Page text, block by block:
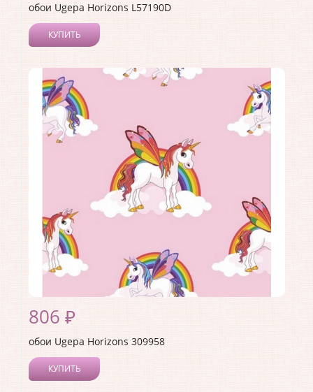
обои Ugepa Horizons L57190D
КУПИТЬ
Коллекция:Horizons
Длина рулона:
Ширина рулона:
Материал покрытия:
Страна:Франция
Материал основы:
Флизелин
806 ₽
обои Ugepa Horizons 309958
КУПИТЬ